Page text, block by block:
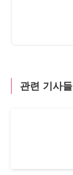
관련 기사들